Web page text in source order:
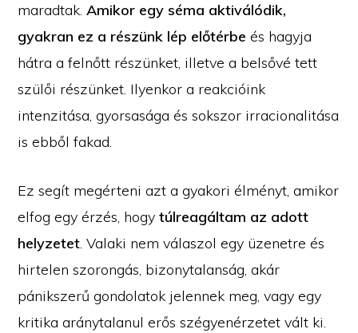
maradtak.Amikor egy séma aktiválódik,
gyakran ez a részünk lép előtérbe és hagyja
hátra a felnőtt részünket, illetve a belsővé tett
szülői részünket. Ilyenkor a reakcióink
intenzitása, gyorsasága és sokszor irracionalitása
is ebből fakad.
Ez segít megérteni azt a gyakori élményt, amikor
elfog egy érzés, hogytúlreagáltam az adott
helyzetet. Valaki nem válaszol egy üzenetre és
hirtelen szorongás, bizonytalanság, akár
pánikszerű gondolatok jelennek meg, vagy egy
kritika aránytalanul erős szégyenérzetet vált ki.